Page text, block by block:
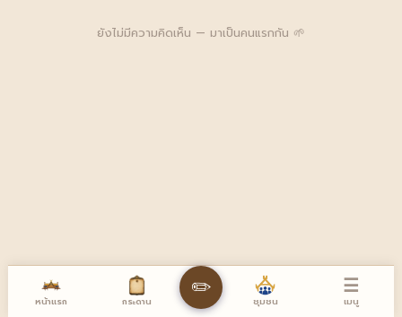
ยังไม่มีความคิดเห็น — มาเป็นคนแรกกัน 🌱
หน้าแรก กระดาน ✏️ ชุมชน
☰
เมนู